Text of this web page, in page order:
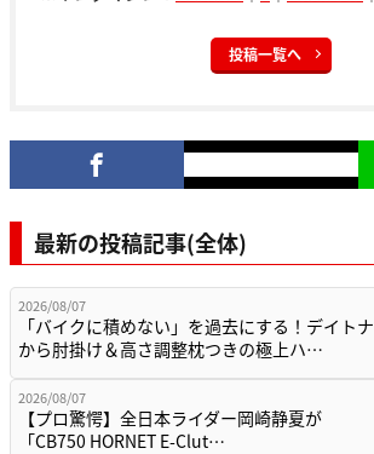
投稿一覧へ
最新の投稿記事(全体)
2026/08/07
「バイクに積めない」を過去にする！デイトナ
から肘掛け＆高さ調整枕つきの極上ハ…
2026/08/07
【プロ驚愕】全日本ライダー岡崎静夏が
「CB750 HORNET E-Clut…